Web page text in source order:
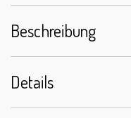
Beschreibung
Details